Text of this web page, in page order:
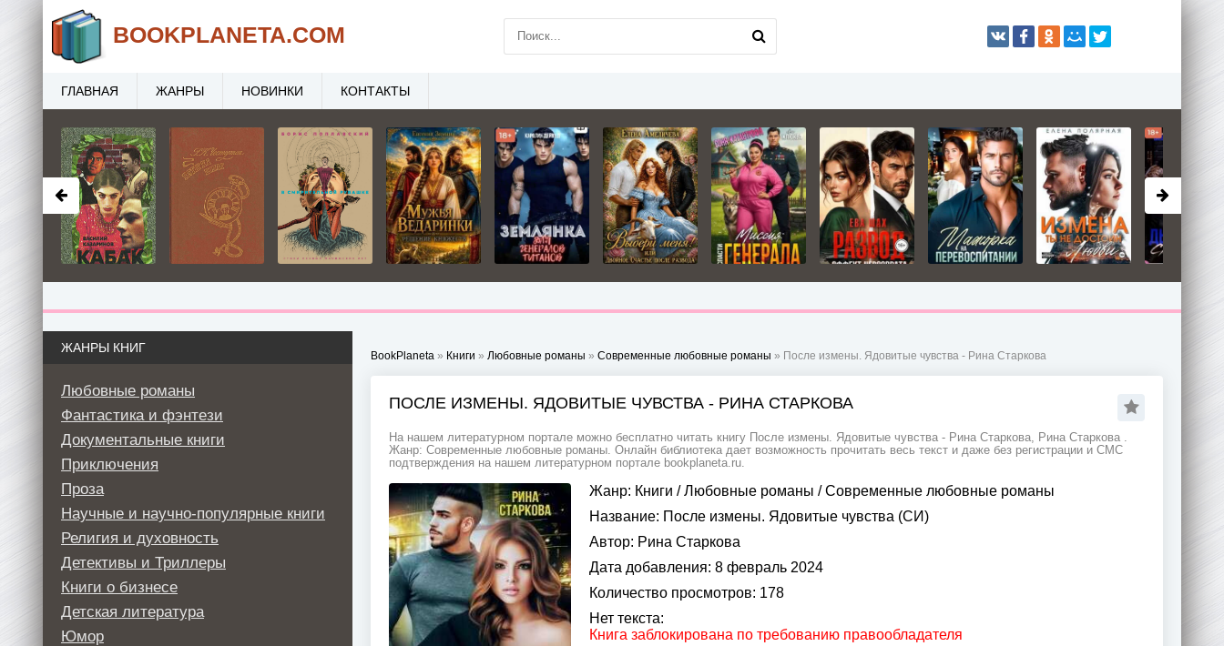
BookPlaneta » Книги » Любовные романы » Современные любовные романы » После измены. Ядовитые чувства - Рина Старкова
ПОСЛЕ ИЗМЕНЫ. ЯДОВИТЫЕ ЧУВСТВА - РИНА СТАРКОВА
На нашем литературном портале можно бесплатно читать книгу После измены. Ядовитые чувства - Рина Старкова, Рина Старкова .
Жанр: Современные любовные романы. Онлайн библиотека дает возможность прочитать весь текст и даже без регистрации и СМС
подтверждения на нашем литературном портале bookplaneta.ru.
Жанр: Книги /Любовные романы /Современные любовные романы
Название: После измены. Ядовитые чувства (СИ)
Автор: Рина Старкова
Дата добавления: 8 февраль 2024
Количество просмотров: 178
Нет текста:
Книга заблокирована по требованию правообладателя
ЖАНРЫ КНИГ
Любовные романы
Фантастика и фэнтези
Документальные книги
Приключения
Проза
Научные и научно-популярные книги
Религия и духовность
Детективы и Триллеры
Книги о бизнесе
Детская литература
Юмор
BOOKPLANETA.COM
ГЛАВНАЯ ЖАНРЫ НОВИНКИ КОНТАКТЫ